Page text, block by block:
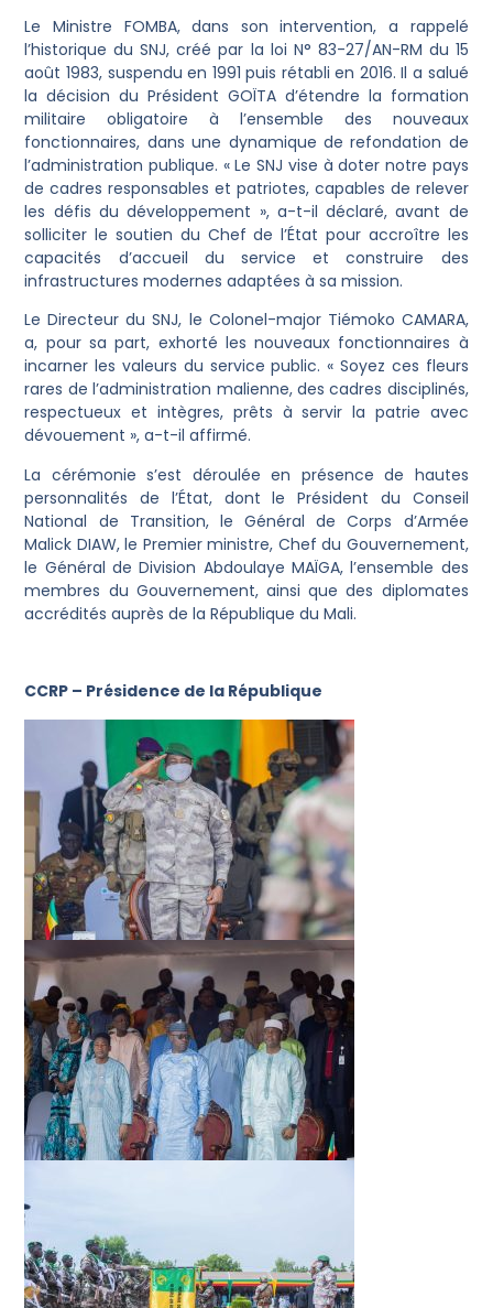
Le Ministre FOMBA, dans son intervention, a rappelé
l’historique du SNJ, créé par la loi N° 83-27/AN-RM du 15
août 1983, suspendu en 1991 puis rétabli en 2016. Il a salué
la décision du Président GOÏTA d’étendre la formation
militaire obligatoire à l’ensemble des nouveaux
fonctionnaires, dans une dynamique de refondation de
l’administration publique. « Le SNJ vise à doter notre pays
de cadres responsables et patriotes, capables de relever
les défis du développement », a-t-il déclaré, avant de
solliciter le soutien du Chef de l’État pour accroître les
capacités d’accueil du service et construire des
infrastructures modernes adaptées à sa mission.
Le Directeur du SNJ, le Colonel-major Tiémoko CAMARA,
a, pour sa part, exhorté les nouveaux fonctionnaires à
incarner les valeurs du service public. « Soyez ces fleurs
rares de l’administration malienne, des cadres disciplinés,
respectueux et intègres, prêts à servir la patrie avec
dévouement », a-t-il affirmé.
La cérémonie s’est déroulée en présence de hautes
personnalités de l’État, dont le Président du Conseil
National de Transition, le Général de Corps d’Armée
Malick DIAW, le Premier ministre, Chef du Gouvernement,
le Général de Division Abdoulaye MAÏGA, l’ensemble des
membres du Gouvernement, ainsi que des diplomates
accrédités auprès de la République du Mali.
CCRP – Présidence de la République